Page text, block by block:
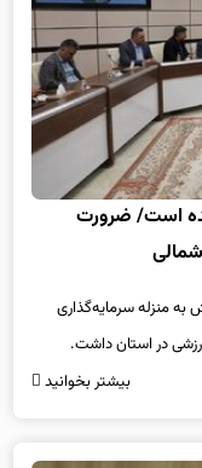
است/ ضرورت
به منزله سرمایه‌گذاری
در استان داشت.
بیشتر بخوانید